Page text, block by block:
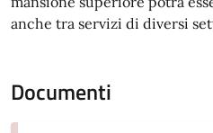
anche tra servizi di diversi
Documenti